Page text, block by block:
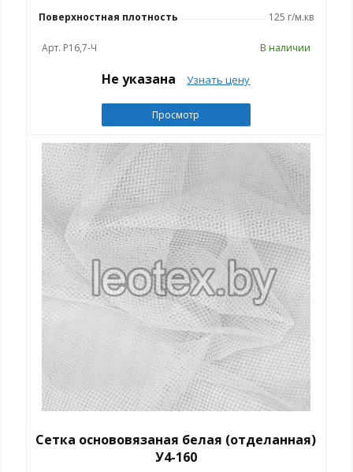
Поверхностная плотность 125 г/м.кв
Арт. Р16,7-Ч В наличии
Не указана Узнать цену
Просмотр
Сетка основовязаная белая (отделанная)
У4-160